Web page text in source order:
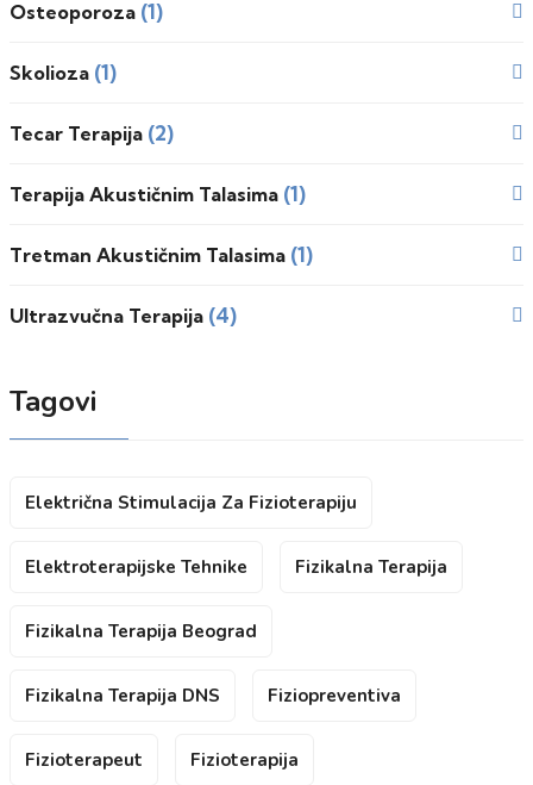
Osteoporoza (1)
Skolioza (1)
Tecar Terapija (2)
Terapija Akustičnim Talasima (1)
Tretman Akustičnim Talasima (1)
Ultrazvučna Terapija (4)
Tagovi
Električna Stimulacija Za Fizioterapiju
Elektroterapijske Tehnike Fizikalna Terapija
Fizikalna Terapija Beograd
Fizikalna Terapija DNS Fiziopreventiva
Fizioterapeut Fizioterapija